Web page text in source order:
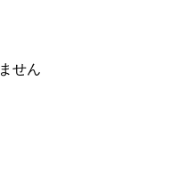
せん